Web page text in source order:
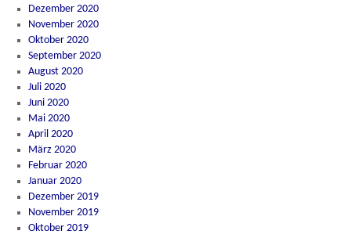
Dezember 2020
November 2020
Oktober 2020
September 2020
August 2020
Juli 2020
Juni 2020
Mai 2020
April 2020
März 2020
Februar 2020
Januar 2020
Dezember 2019
November 2019
Oktober 2019